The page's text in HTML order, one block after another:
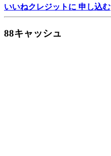
いいねクレジットに 申し込む
88キャッシュ